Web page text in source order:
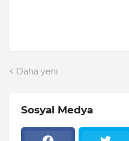
Daha yeni
Sosyal Medya